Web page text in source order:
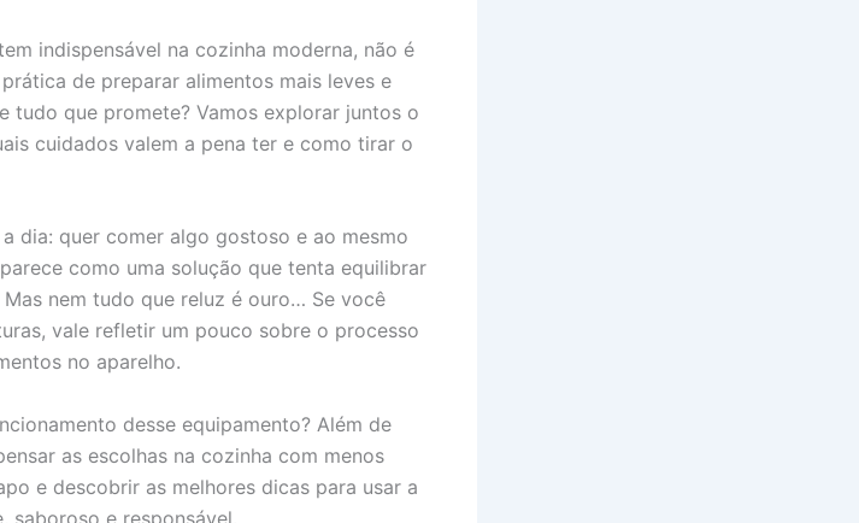
indispensável na cozinha moderna, não é
de preparar alimentos mais leves e
tudo que promete? Vamos explorar juntos o
cuidados valem a pena ter e como tirar o
dia: quer comer algo gostoso e ao mesmo
como uma solução que tenta equilibrar
nem tudo que reluz é ouro… Se você
vale refletir um pouco sobre o processo
no aparelho.
desse equipamento? Além de
as escolhas na cozinha com menos
e descobrir as melhores dicas para usar a
saboroso e responsável.